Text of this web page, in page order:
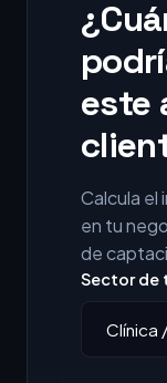
este
Calcula el
en tu
de
Sector de